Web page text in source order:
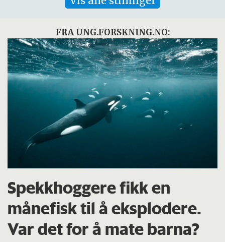
FRA UNG.FORSKNING.NO:
Spekkhoggere fikk en
månefisk til å eksplodere.
Var det for å mate barna?